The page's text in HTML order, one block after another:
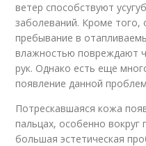
ветер способствуют
заболеваний. Кроме того,
пребывание в
влажностью повреждают
рук. Однако есть еще
появление данной
Потрескавшаяся кожа
пальцах, особенно
большая эстетическая